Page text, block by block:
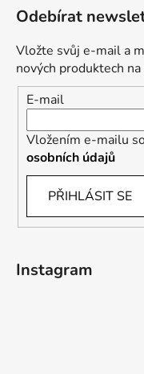
Odebírat
Vložte svůj e-mail a
nových produktech
E-mail
Vložením e-mailu
osobních údajů
PŘIHLÁSIT SE
Instagram